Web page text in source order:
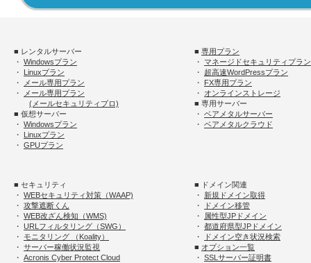
■ レンタルサーバー ■ 専用プラン
・ Windowsプラン ・ マネージドセキュリティプラン
・ Linuxプラン ・ 超高速WordPressプラン
・
メール専用プラン ・ FX専用プラン
・
メール専用プラン ・ オンラインストレージ
(メールセキュリティプロ)
■ 専用サーバー
■ 仮想サーバー
・ ベアメタルサーバー
・ Windowsプラン ・ ベアメタルクラウド
・ Linuxプラン
・ GPUプラン
■ セキュリティ
■ ドメイン関連
・ WEBセキュリティ対策（WAAP) ・ 新規ドメイン取得
・ 攻撃遮断くん ・
ドメイン移管
・ WEB改ざん検知（WMS) ・
属性型JPドメイン
・ URLフィルタリング（SWG） ・ 都道府県型JPドメイン
・ モニタリング （Koality） ・
ドメイン空き状況検索
・ サーバー稼働状況監視 ■ オプション一覧
・ Acronis Cyber Protect Cloud ・ SSLサーバー証明書